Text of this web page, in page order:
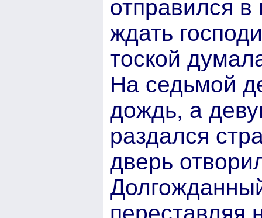
отправился в
ждать
тоской
На седьмой
дождь, а
раздался
дверь
переставляя